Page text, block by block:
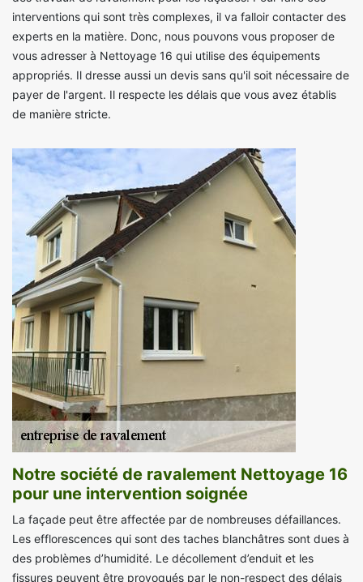
interventions qui sont très complexes, il va falloir contacter des
experts en la matière. Donc, nous pouvons vous proposer de
vous adresser à Nettoyage 16 qui utilise des équipements
appropriés. Il dresse aussi un devis sans qu'il soit nécessaire de
payer de l'argent. Il respecte les délais que vous avez établis
de manière stricte.
Notre société de ravalement Nettoyage 16
pour une intervention soignée
La façade peut être affectée par de nombreuses défaillances.
Les efflorescences qui sont des taches blanchâtres sont dues à
des problèmes d’humidité. Le décollement d’enduit et les
fissures peuvent être provoqués par le non-respect des délais